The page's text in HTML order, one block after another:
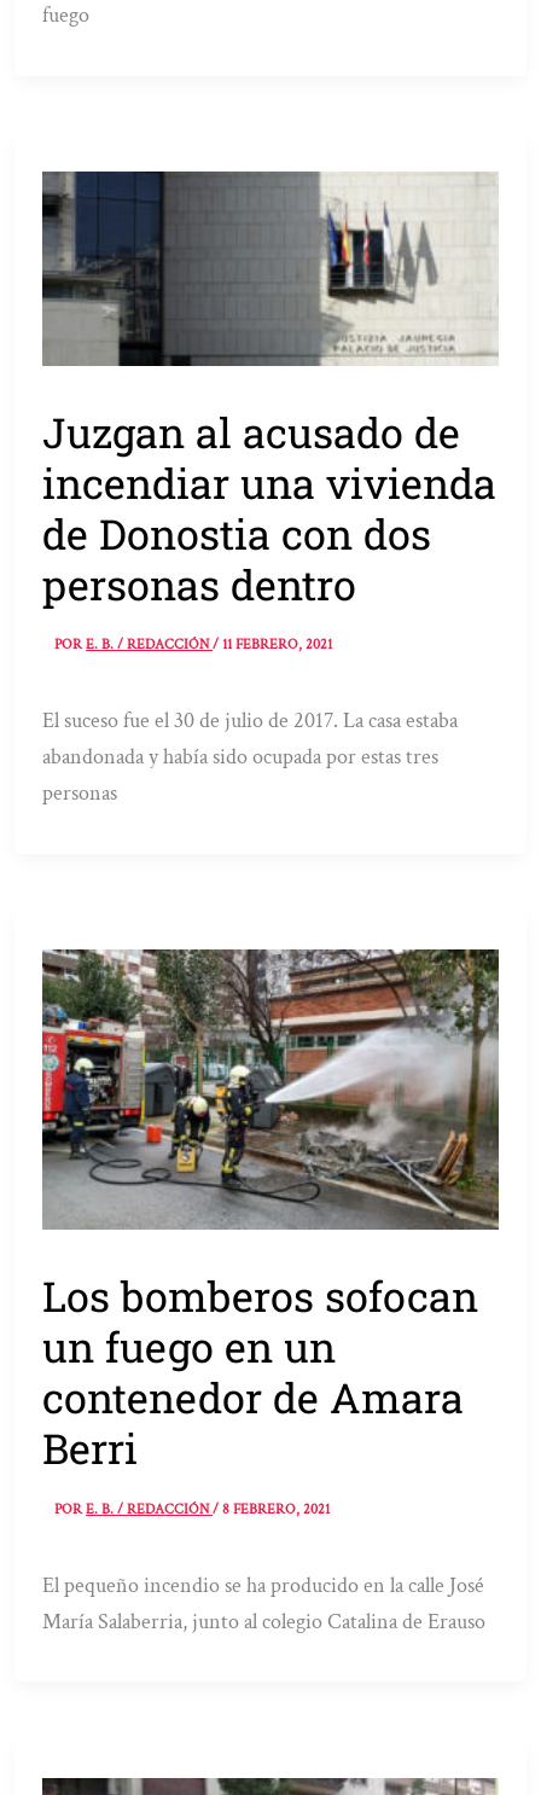
fuego
Juzgan al acusado de
incendiar una vivienda
de Donostia con dos
personas dentro
PORE. B. / REDACCIÓN/11 FEBRERO, 2021
El suceso fue el 30 de julio de 2017. La casa estaba
abandonada y había sido ocupada por estas tres
personas
Los bomberos sofocan
un fuego en un
contenedor de Amara
Berri
PORE. B. / REDACCIÓN/8 FEBRERO, 2021
El pequeño incendio se ha producido en la calle José
María Salaberria, junto al colegio Catalina de Erauso